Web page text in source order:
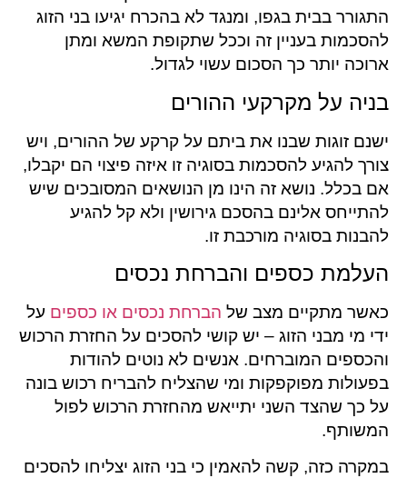
התגורר בבית בגפו, ומנגד לא בהכרח יגיעו בני הזוג
להסכמות בעניין זה וככל שתקופת המשא ומתן
ארוכה יותר כך הסכום עשוי לגדול.
בניה על מקרקעי ההורים
ישנם זוגות שבנו את ביתם על קרקע של ההורים, ויש
צורך להגיע להסכמות בסוגיה זו איזה פיצוי הם יקבלו,
אם בכלל. נושא זה הינו מן הנושאים המסובכים שיש
להתייחס אלינם בהסכם גירושין ולא קל להגיע
להבנות בסוגיה מורכבת זו.
העלמת כספים והברחת נכסים
כאשר מתקיים מצב של הברחת נכסים או כספים על
ידי מי מבני הזוג – יש קושי להסכים על החזרת הרכוש
והכספים המוברחים. אנשים לא נוטים להודות
בפעולות מפוקפקות ומי שהצליח להבריח רכוש בונה
על כך שהצד השני יתייאש מהחזרת הרכוש לפול
המשותף.
במקרה כזה, קשה להאמין כי בני הזוג יצליחו להסכים